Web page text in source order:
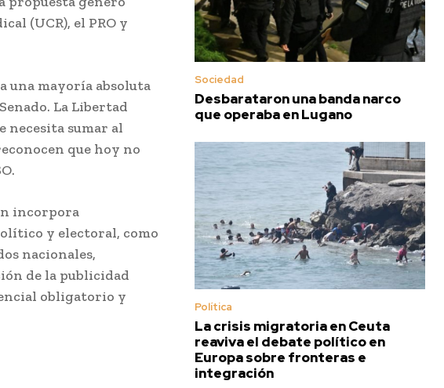
(UCR), el PRO y
una mayoría absoluta
La Libertad
necesita sumar al
que hoy no
incorpora
y electoral, como
nacionales,
de la publicidad
obligatorio y
Sociedad
Desbarataron una banda narco
que operaba en Lugano
Política
La crisis migratoria en Ceuta
reaviva el debate político en
Europa sobre fronteras e
integración